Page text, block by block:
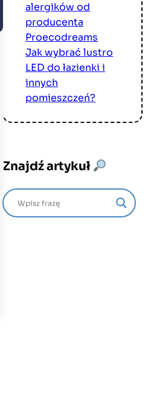
alergików od
producenta
Proecodreams
Jak wybrać lustro
LED do łazienki i
innych
pomieszczeń?
Znajdź artykuł